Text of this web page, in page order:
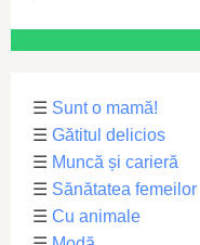
☰ Sunt o mamă!
☰ Gătitul delicios
☰ Muncă și carieră
☰ Sănătatea femeilor
☰ Cu animale